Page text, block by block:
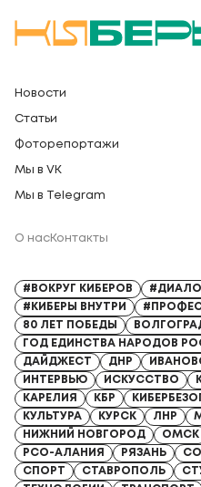
Новости
Статьи
Фоторепортажи
Мы в VK
Мы в Telegram
О насКонтакты
#ВОКРУГ КИБЕРОВ
#КИБЕРЫ ВНУТРИ
80 ЛЕТ ПОБЕДЫ
ГОД ЕДИНСТВА НАРОДОВ
ДАЙДЖЕСТ
ДНР
ИНТЕРВЬЮ
ИСКУССТВО
КАРЕЛИЯ
КБР
КУЛЬТУРА
КУРСК ЛНР
НИЖНИЙ НОВГОРОД
ОМСК
РСО-АЛАНИЯ
РЯЗАНЬ
СПОРТ
СТАВРОПОЛЬ